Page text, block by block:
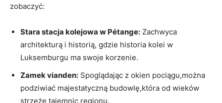
zobaczyć:
Stara stacja kolejowa‌ w Pétange: Zachwyca
architekturą i historią, gdzie ⁢historia ‍kolei w
Luksemburgu‌ ma⁢ swoje korzenie.
Zamek vianden: ‍Spoglądając z ⁤okien pociągu,można
podziwiać majestatyczną budowlę,która⁣ od wieków
strzeże tajemnic ⁢regionu.